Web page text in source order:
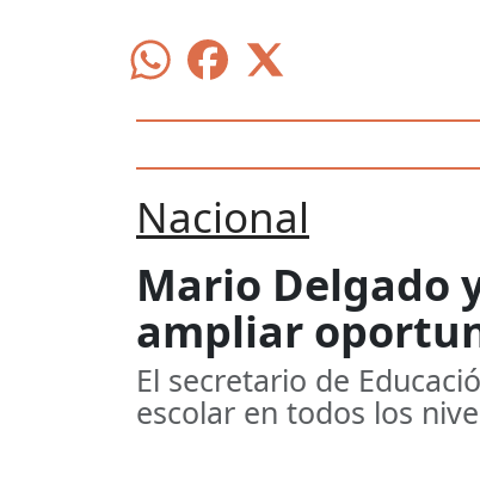
Nacional
Mario Delgado
ampliar
El secretario de
escolar en todos los